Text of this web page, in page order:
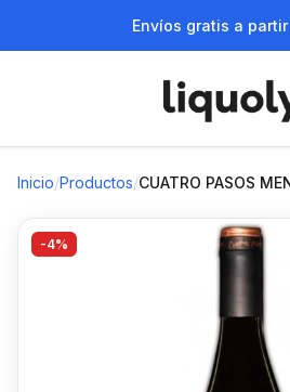
Envíos gratis a
Inicio/Productos/CUATRO PASOS
-4%